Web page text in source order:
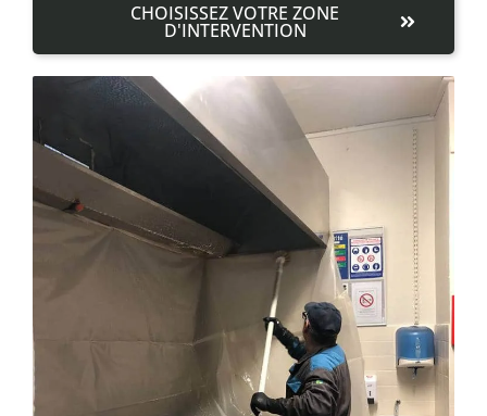
CHOISISSEZ VOTRE ZONE
D'INTERVENTION